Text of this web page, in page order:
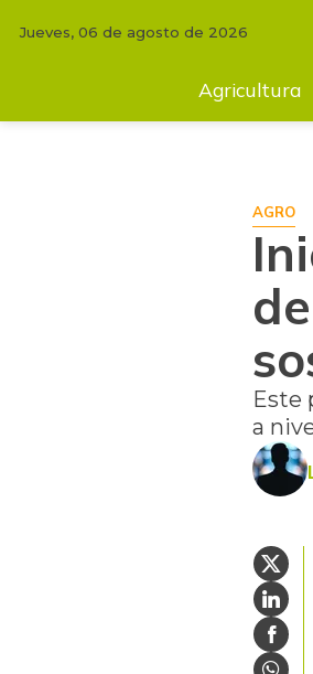
Iniciativa busca
Jueves, 06 de agosto de 2026
Agricultura
AGRO
Este
a